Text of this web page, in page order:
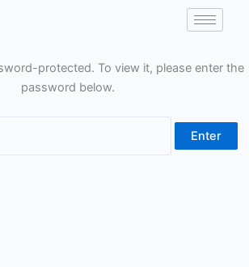
protected. To view it, please enter the
password below.